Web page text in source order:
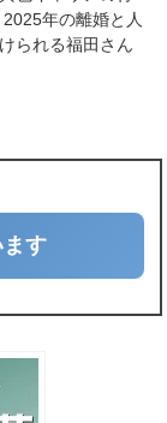
年の離婚と人
られる福田さん
す